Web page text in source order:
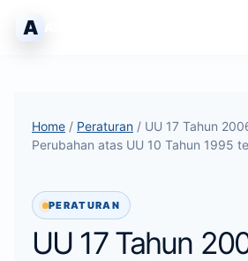
A
Home / Peraturan / UU 17 Tahun
Perubahan atas UU 10 Tahun 1995
PERATURAN
UU 17 Tahun